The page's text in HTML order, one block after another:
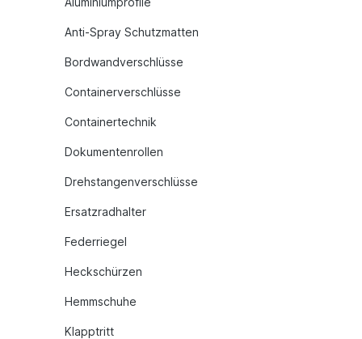
Anti-Spray Schutzmatten
Bordwandverschlüsse
Containerverschlüsse
Containertechnik
Dokumentenrollen
Drehstangenverschlüsse
Ersatzradhalter
Federriegel
Heckschürzen
Hemmschuhe
Klapptritt